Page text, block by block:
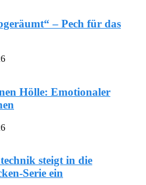
– Pech für das
Hölle: Emotionaler
steigt in die
Serie ein